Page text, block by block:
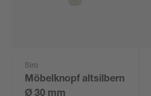
Siro
Möbelknopf altsilbern